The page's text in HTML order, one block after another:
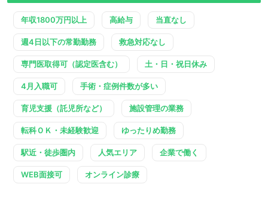
年収1800万円以上 高給与 当直なし
週4日以下の常勤勤務 救急対応なし
専門医取得可（認定医含む） 土・日・祝日休み
4月入職可 手術・症例件数が多い
育児支援（託児所など） 施設管理の業務
転科ＯＫ・未経験歓迎 ゆったりめ勤務
駅近・徒歩圏内 人気エリア 企業で働く
WEB面接可 オンライン診療